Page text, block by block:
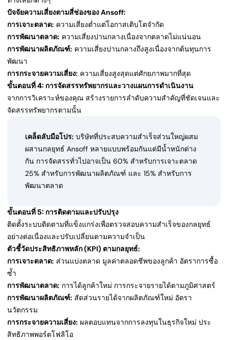
ปัจจัยความเสี่ยงตามสี่ช่องของ Ansoff:
การเจาะตลาด: ความเสี่ยงต่ำแต่โอกาสเติบโตจำกัด
การพัฒนาตลาด: ความเสี่ยงปานกลางเนื่องจากตลาดไม่แน่นอน
การพัฒนาผลิตภัณฑ์: ความเสี่ยงปานกลางถึงสูงเนื่องจากต้นทุนการ
พัฒนา
การกระจายความเสี่ยง: ความเสี่ยงสูงสุดแต่ศักยภาพมากที่สุด
ขั้นตอนที่ 4: การจัดสรรทรัพยากรและวางแผนการดำเนินงาน
จากการวิเคราะห์ของคุณ สร้างรายการลำดับความสำคัญที่ชัดเจนและ
จัดสรรทรัพยากรตามนั้น
เคล็ดลับมือโปร: บริษัทที่ประสบความสำเร็จส่วนใหญ่ผสม
ผสานกลยุทธ์ Ansoff หลายแบบพร้อมกันแต่มีน้ำหนักต่าง
กัน การจัดสรรทั่วไปอาจเป็น 60% สำหรับการเจาะตลาด
25% สำหรับการพัฒนาผลิตภัณฑ์ และ 15% สำหรับการ
พัฒนาตลาด
ขั้นตอนที่ 5: การติดตามและปรับปรุง
ติดตั้งระบบติดตามที่แข็งแกร่งเพื่อตรวจสอบความสำเร็จของกลยุทธ์
อย่างต่อเนื่องและปรับเปลี่ยนตามความจำเป็น
ตัวชี้วัดประสิทธิภาพหลัก (KPI) ตามกลยุทธ์:
การเจาะตลาด: ส่วนแบ่งตลาด มูลค่าตลอดชีพของลูกค้า อัตราการซื้อ
ซ้ำ
การพัฒนาตลาด: การได้ลูกค้าใหม่ การกระจายรายได้ตามภูมิศาสตร์
การพัฒนาผลิตภัณฑ์: สัดส่วนรายได้จากผลิตภัณฑ์ใหม่ อัตรา
นวัตกรรม
การกระจายความเสี่ยง: ผลตอบแทนจากการลงทุนในธุรกิจใหม่ ประ
สิทธิภาพพอร์ตโฟลิโอ